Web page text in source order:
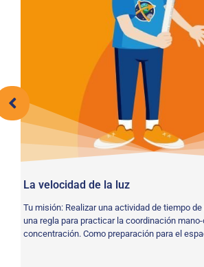
La velocidad de la luz
Tu misión: Realizar una actividad de tiempo
una regla para practicar la coordinación
concentración. Como preparación para el